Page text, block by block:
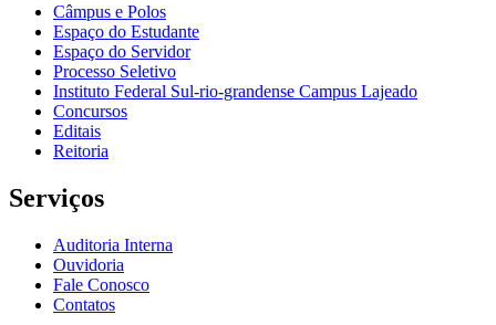
Câmpus e Polos
Espaço do Estudante
Espaço do Servidor
Processo Seletivo
Instituto Federal Sul-rio-grandense Campus Lajeado
Concursos
Editais
Reitoria
Serviços
Auditoria Interna
Ouvidoria
Fale Conosco
Contatos